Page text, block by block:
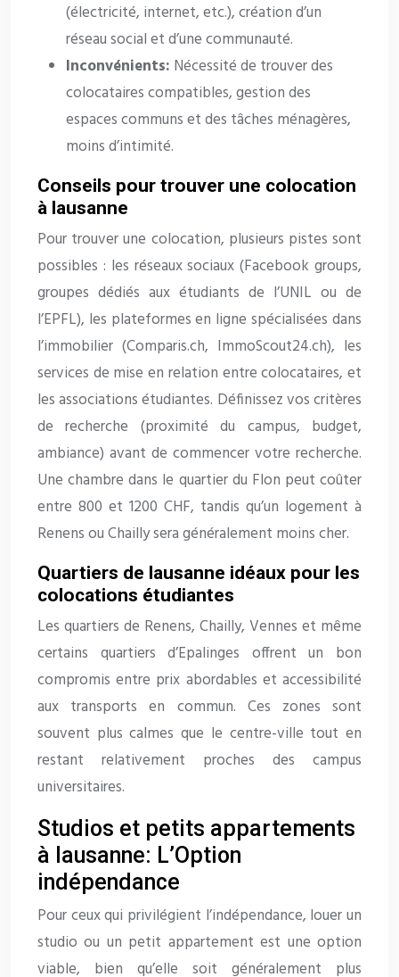
(électricité, internet, etc.), création d’un
réseau social et d’une communauté.
Inconvénients: Nécessité de trouver des
colocataires compatibles, gestion des
espaces communs et des tâches ménagères,
moins d’intimité.
Conseils pour trouver une colocation
à lausanne
Pour trouver une colocation, plusieurs pistes sont
possibles : les réseaux sociaux (Facebook groups,
groupes dédiés aux étudiants de l’UNIL ou de
l’EPFL), les plateformes en ligne spécialisées dans
l’immobilier (Comparis.ch, ImmoScout24.ch), les
services de mise en relation entre colocataires, et
les associations étudiantes. Définissez vos critères
de recherche (proximité du campus, budget,
ambiance) avant de commencer votre recherche.
Une chambre dans le quartier du Flon peut coûter
entre 800 et 1200 CHF, tandis qu’un logement à
Renens ou Chailly sera généralement moins cher.
Quartiers de lausanne idéaux pour les
colocations étudiantes
Les quartiers de Renens, Chailly, Vennes et même
certains quartiers d’Epalinges offrent un bon
compromis entre prix abordables et accessibilité
aux transports en commun. Ces zones sont
souvent plus calmes que le centre-ville tout en
restant relativement proches des campus
universitaires.
Studios et petits appartements
à lausanne: L’Option
indépendance
Pour ceux qui privilégient l’indépendance, louer un
studio ou un petit appartement est une option
viable, bien qu’elle soit généralement plus